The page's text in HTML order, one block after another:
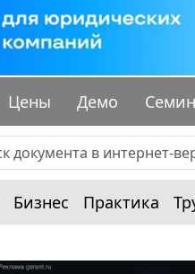
Цены Демо
Бизнес Практика